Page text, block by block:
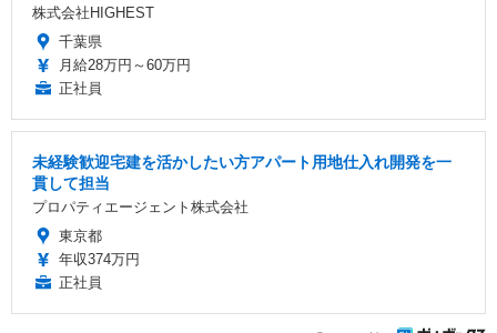
株式会社HIGHEST
千葉県
月給28万円～60万円
正社員
未経験歓迎宅建を活かしたい方アパート用地仕入れ開発を一
貫して担当
プロパティエージェント株式会社
東京都
年収374万円
正社員